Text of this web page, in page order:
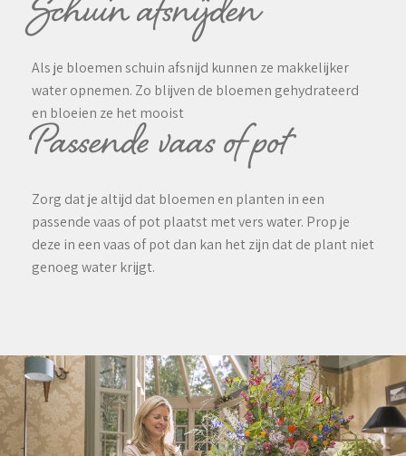
Schuin afsnijden
Als je bloemen schuin afsnijd kunnen ze makkelijker
water opnemen. Zo blijven de bloemen gehydrateerd
en bloeien ze het mooist
Passende vaas of pot
Zorg dat je altijd dat bloemen en planten in een
passende vaas of pot plaatst met vers water. Prop je
deze in een vaas of pot dan kan het zijn dat de plant niet
genoeg water krijgt.